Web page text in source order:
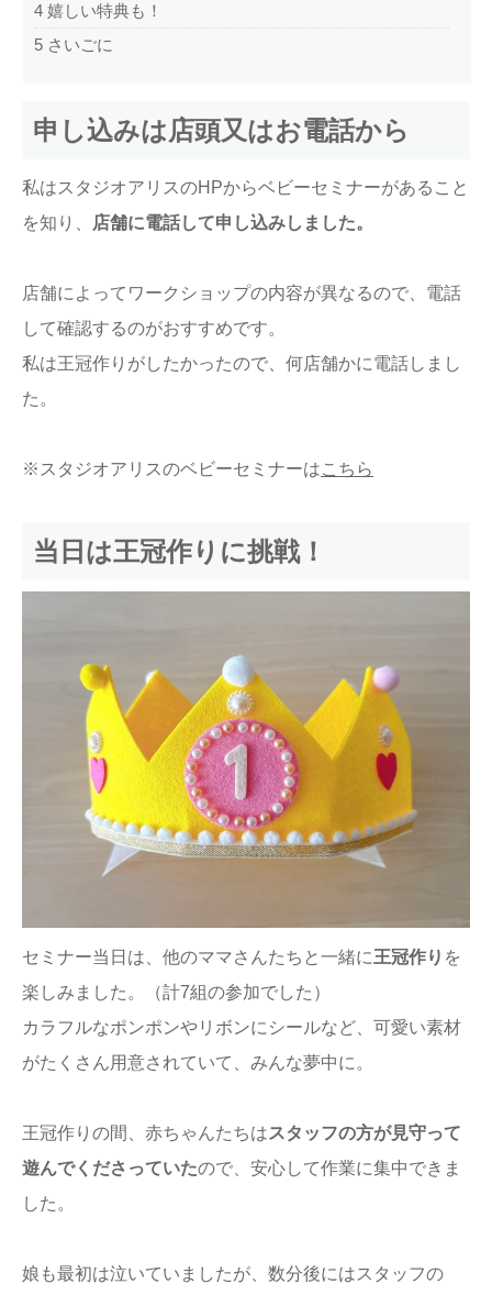
4 嬉しい特典も！
5 さいごに
申し込みは店頭又はお電話から
私はスタジオアリスのHPからベビーセミナーがあること
を知り、
店舗に電話して申し込みしました。
店舗によってワークショップの内容が異なるので、電話
して確認するのがおすすめです。
私は王冠作りがしたかったので、何店舗かに電話しまし
た。
※スタジオアリスのベビーセミナーはこちら
当日は王冠作りに挑戦！
セミナー当日は、他のママさんたちと一緒に王冠作り を
楽しみました。（計7組の参加でした）
カラフルなポンポンやリボンにシールなど、可愛い素材
がたくさん用意されていて、みんな夢中に。
王冠作りの間、赤ちゃんたちはスタッフの方が見守って
遊んでくださっていたので、安心して作業に集中できま
した。
娘も最初は泣いていましたが、数分後にはスタッフの